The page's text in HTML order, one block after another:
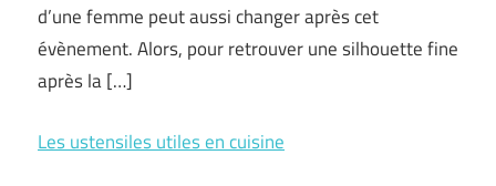
d’une femme peut aussi changer après cet
évènement. Alors, pour retrouver une silhouette fine
après la […]
Les ustensiles utiles en cuisine